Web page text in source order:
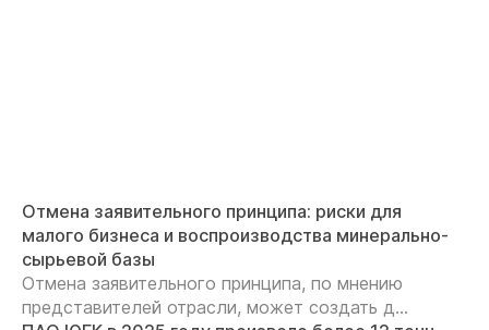
Отмена заявительного принципа: риски для
малого бизнеса и воспроизводства минерально-
сырьевой базы
Отмена заявительного принципа, по мнению
представителей отрасли, может создать д...